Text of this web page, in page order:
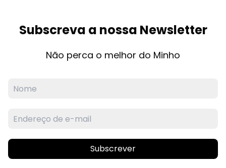
Subscreva a nossa Newsletter
Não perca o melhor do Minho
Subscrever